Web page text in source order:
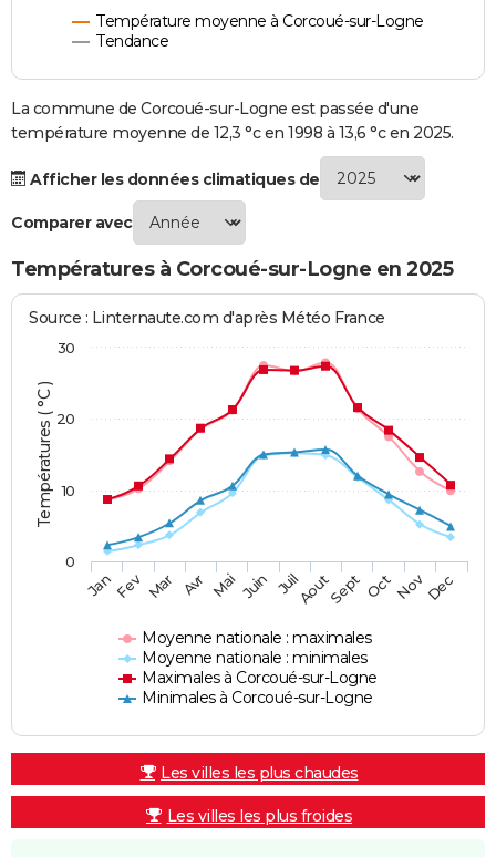
COPAINS D'AVANT
S'inscrire
Se connecter
Lycées
Collèges
Primaires
Universités
Entreprises
Service militaire
Avis de recherche
AVIS DE DÉCÈS
FORUM
Température moyenne à Corcoué-sur-Logne
Tendance
La commune de Corcoué-sur-Logne est passée d'une
température moyenne de 12,3 °c en 1998 à 13,6 °c en 2025.
Afficher les données climatiques de
Comparer avec
Températures à Corcoué-sur-Logne en 2025
Températures ( °C )
Source : Linternaute.com d'après Météo France
Moyenne nationale : maximales
Moyenne nationale : minimales
Maximales à Corcoué-sur-Logne
Minimales à Corcoué-sur-Logne
JanFev Mar Avr Mai Juin JuilAoutSept OctNovDec
0
10
20
30
Les villes les plus chaudes
Les villes les plus froides